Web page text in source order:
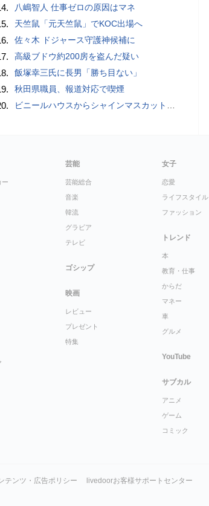
八嶋智人 仕事ゼロの原因はマネ
天竺鼠「元天竺鼠」でKOC出場へ
佐々木 ドジャース守護神候補に
高級ブドウ約200房を盗んだ疑い
飯塚幸三氏に長男「勝ち目ない」
秋田県職員、報道対応で喫煙
ビニールハウスからシャインマスカット約200房を盗んだ疑い ネットで販売か 無職の男（42）逮捕 岡山県警
ー
芸能
芸能総合
音楽
韓流
グラビア
テレビ
ゴシップ
映画
レビュー
プレゼント
特集
女子
恋愛
ライフスタイル
ファッション
トレンド
本
教育・仕事
からだ
マネー
車
グルメ
YouTube
サブカル
アニメ
ゲーム
コミック
テンツ・広告ポリシー livedoorお客様サポートセンター